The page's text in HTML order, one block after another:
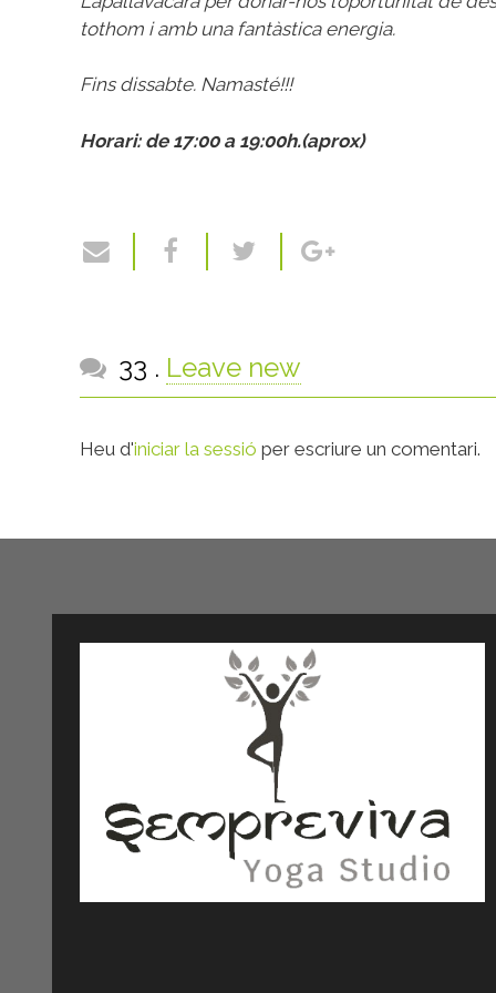
tothom i amb una fantàstica energia.
Fins dissabte. Namasté!!!
Horari: de 17:00 a 19:00h.(aprox)
33 comentaris
. Leave new
Heu d'iniciar la sessió per escriure un comentari.